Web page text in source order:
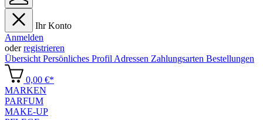
Ihr Konto
Anmelden
oderregistrieren
Übersicht Persönliches Profil Adressen Zahlungsarten Bestellungen
0,00 €*
MARKEN
PARFUM
MAKE-UP